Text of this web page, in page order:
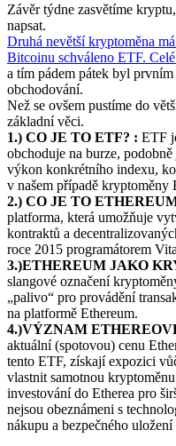
Závěr týdne zasvětíme
napsat.
Druhá nevětší kryptoměna
Bitcoinu schváleno ETF.
a tím pádem pátek byl
obchodování.
Než se ovšem pustíme do
základní věci.
1.) CO JE TO ETF? : ETF
obchoduje na burze,
výkon konkrétního indexu,
v našem případě kryptoměny
2.) CO JE TO
platforma, která umožňuje
kontraktů a
roce 2015 programátorem
3.)ETHEREUM JAKO
slangové označení
„palivo“ pro provádění
na platformě Ethereum.
4.)VÝZNAM
aktuální (spotovou) cenu
tento ETF, získají expozici
vlastnit samotnou
investování do Etherea pro
nejsou obeznámeni s
nákupu a bezpečného